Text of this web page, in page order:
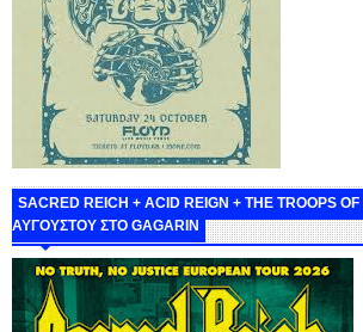
SACRED REICH + ACID REIGN + THE TROOPS OF
ΑΥΓΟΥΣΤΟΥ ΣΤΟ GAGARIN